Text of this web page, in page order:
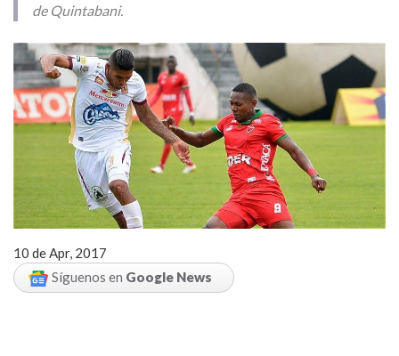
de Quintabani.
10 de Apr, 2017
Síguenos en Google News